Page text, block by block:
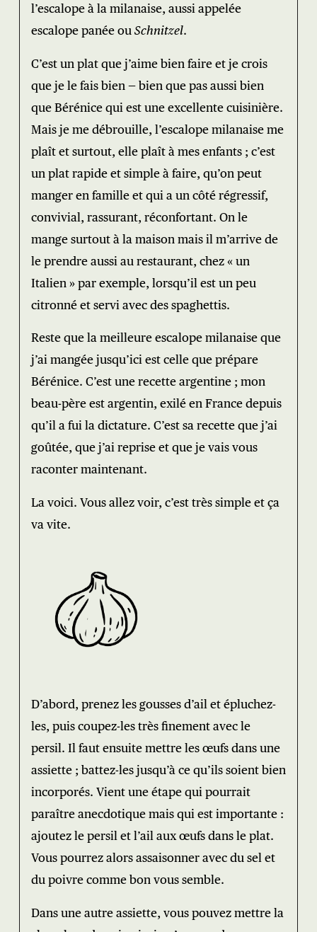
l’escalope à la milanaise, aussi appelée
escalope panée ou Schnitzel.
C’est un plat que j’aime bien faire et je crois
que je le fais bien — bien que pas aussi bien
que Bérénice qui est une excellente cuisinière.
Mais je me débrouille, l’escalope milanaise me
plaît et surtout, elle plaît à mes enfants ; c’est
un plat rapide et simple à faire, qu’on peut
manger en famille et qui a un côté régressif,
convivial, rassurant, réconfortant. On le
mange surtout à la maison mais il m’arrive de
le prendre aussi au restaurant, chez « un
Italien » par exemple, lorsqu’il est un peu
citronné et servi avec des spaghettis.
Reste que la meilleure escalope milanaise que
j’ai mangée jusqu’ici est celle que prépare
Bérénice. C’est une recette argentine ; mon
beau-père est argentin, exilé en France depuis
qu’il a fui la dictature. C’est sa recette que j’ai
goûtée, que j’ai reprise et que je vais vous
raconter maintenant.
La voici. Vous allez voir, c’est très simple et ça
va vite.
D’abord, prenez les gousses d’ail et épluchez-
les, puis coupez-les très finement avec le
persil. Il faut ensuite mettre les œufs dans une
assiette ; battez-les jusqu’à ce qu’ils soient bien
incorporés. Vient une étape qui pourrait
paraître anecdotique mais qui est importante :
ajoutez le persil et l’ail aux œufs dans le plat.
Vous pourrez alors assaisonner avec du sel et
du poivre comme bon vous semble.
Dans une autre assiette, vous pouvez mettre la